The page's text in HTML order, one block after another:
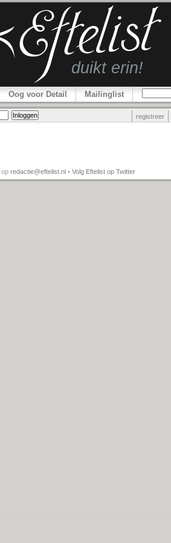
Oog voor Detail Mailinglist
registreer
op redactie@eftelist.nl • Volg Eftelist op Twitter